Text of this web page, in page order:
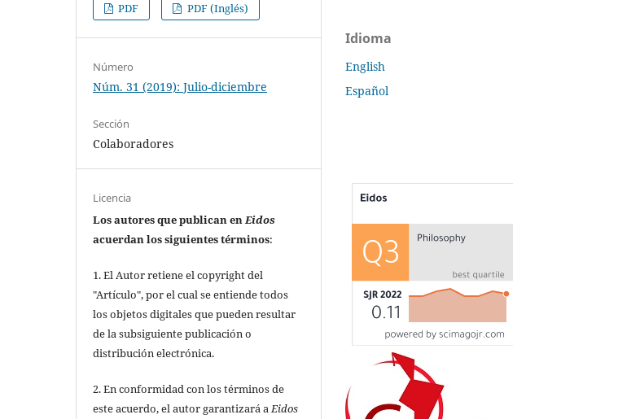
PDF PDF (Inglés)
Número
Núm. 31 (2019): Julio-diciembre
Sección
Colaboradores
Licencia
Los autores que publican en Eidos
acuerdan los siguientes términos:
1. El Autor retiene el copyright del
"Artículo", por el cual se entiende todos
los objetos digitales que pueden resultar
de la subsiguiente publicación o
distribución electrónica.
2. En conformidad con los términos de
este acuerdo, el autor garantizará a Eidos
Idioma
English
Español